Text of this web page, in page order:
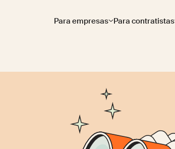
Para empresas Para contratistas